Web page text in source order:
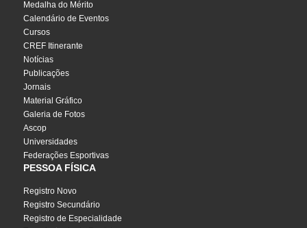
Medalha do Mérito
Calendário de Eventos
Cursos
CREF Itinerante
Notícias
Publicações
Jornais
Material Gráfico
Galeria de Fotos
Ascop
Universidades
Federações Esportivas
PESSOA FÍSICA
Registro Novo
Registro Secundário
Registro de Especialidade